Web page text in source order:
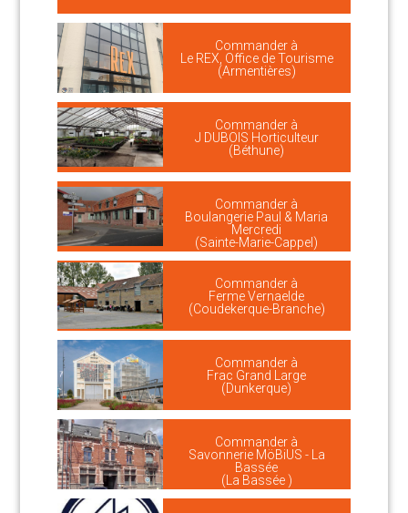
Commander à
Le REX, Office de Tourisme
(Armentières)
Commander à
J DUBOIS Horticulteur
(Béthune)
Commander à
Boulangerie Paul & Maria
Mercredi
(Sainte-Marie-Cappel)
Commander à
Ferme Vernaelde
(Coudekerque-Branche)
Commander à
Frac Grand Large
(Dunkerque)
Commander à
Savonnerie MöBiUS - La
Bassée
(La Bassée )